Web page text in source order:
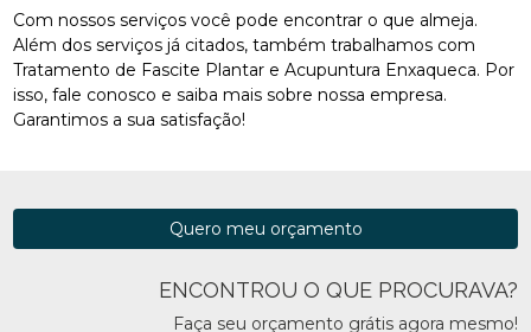
Com nossos serviços você pode encontrar o que almeja.
Além dos serviços já citados, também trabalhamos com
Tratamento de Fascite Plantar e Acupuntura Enxaqueca. Por
isso, fale conosco e saiba mais sobre nossa empresa.
Garantimos a sua satisfação!
ENCONTROU O QUE PROCURAVA?
Faça seu orçamento grátis agora mesmo!
Quero meu orçamento